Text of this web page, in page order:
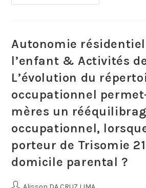
Autonomie
l’enfant & Activités
L’évolution du
occupationnel
mères un
occupationnel,
porteur de Trisomie
domicile parental ?